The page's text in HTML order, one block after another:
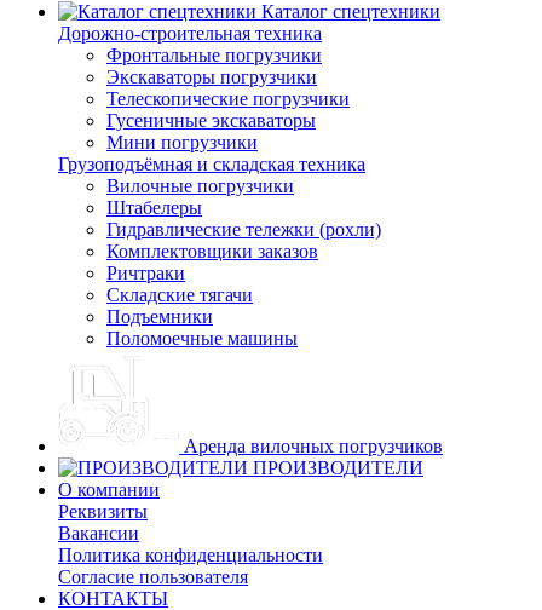
Каталог спецтехники
Дорожно-строительная техника
Фронтальные погрузчики
Экскаваторы погрузчики
Телескопические погрузчики
Гусеничные экскаваторы
Мини погрузчики
Грузоподъёмная и складская техника
Вилочные погрузчики
Штабелеры
Гидравлические тележки (рохли)
Комплектовщики заказов
Ричтраки
Складские тягачи
Подъемники
Поломоечные машины
Аренда вилочных погрузчиков
ПРОИЗВОДИТЕЛИ
О компании
Реквизиты
Вакансии
Политика конфиденциальности
Согласие пользователя
КОНТАКТЫ